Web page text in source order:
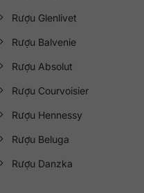
Rượu Glenlivet
Rượu Balvenie
Rượu Absolut
Rượu Courvoisier
Rượu Hennessy
Rượu Beluga
Rượu Danzka